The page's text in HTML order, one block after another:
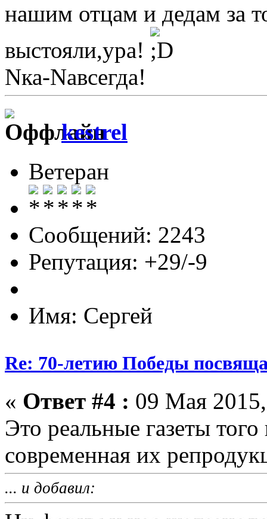
нашим отцам и дедам за
выстояли,ура!
Nка-Nавсегда!
kestrel
Ветеран
Сообщений: 2243
Репутация: +29/-9
Имя: Сергей
Re: 70-летию Победы
« Ответ #4 : 09 Мая
Это реальные газеты
современная их
... и добавил: